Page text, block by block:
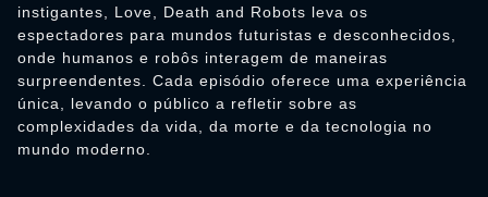
instigantes, Love, Death and Robots leva os
espectadores para mundos futuristas e desconhecidos,
onde humanos e robôs interagem de maneiras
surpreendentes. Cada episódio oferece uma experiência
única, levando o público a refletir sobre as
complexidades da vida, da morte e da tecnologia no
mundo moderno.